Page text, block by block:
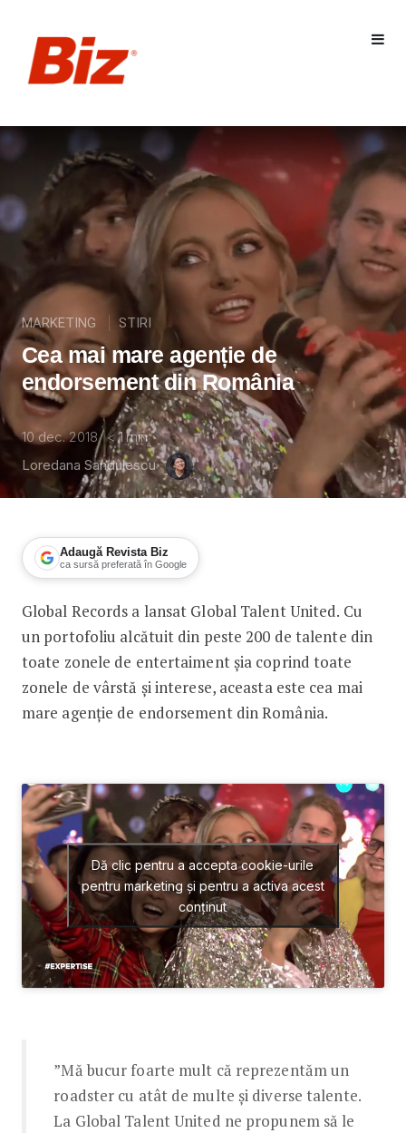
MARKETING STIRI
Cea mai mare agenție de
endorsement din România
10 dec. 2018 < 1 min
Loredana Sandulescu
Adaugă Revista Biz
ca sursă preferată în Google
Cea mai mare agenție de
Global Records a lansat Global Talent United. Cu
un portofoliu alcătuit din peste 200 de talente din
toate zonele de entertaiment șia coprind toate
zonele de vârstă și interese, aceasta este cea mai
mare agenție de endorsement din România.
Dă clic pentru a accepta cookie-urile
pentru marketing și pentru a activa acest
conținut
”Mă bucur foarte mult că reprezentăm un
roadster cu atât de multe și diverse talente.
La Global Talent United ne propunem să le